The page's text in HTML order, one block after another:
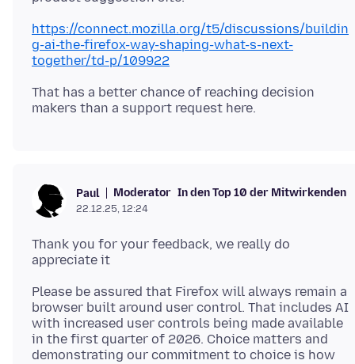
https://connect.mozilla.org/t5/discussions/buildin
g-ai-the-firefox-way-shaping-what-s-next-
together/td-p/109922
That has a better chance of reaching decision
Paul Moderator In den Top 10 der Mitwirkenden
22.12.25, 12:24
Thank you for your feedback, we really do
Please be assured that Firefox will always remain a
browser built around user control. That includes AI
with increased user controls being made available
in the first quarter of 2026. Choice matters and
demonstrating our commitment to choice is how